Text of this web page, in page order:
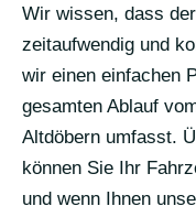
Wir wissen, dass
zeitaufwendig und
wir einen einfachen
gesamten Ablauf
Altdöbern umfasst.
können Sie Ihr
und wenn Ihnen